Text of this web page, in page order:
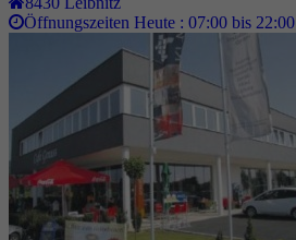
Öffnungszeiten Heute : 07:00 bis 22:00